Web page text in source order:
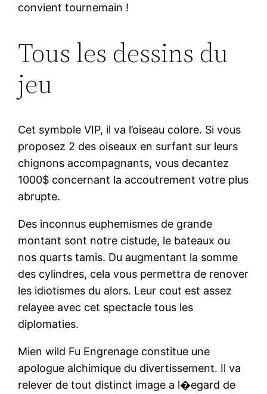
convient tournemain !
Tous les dessins du
jeu
Cet symbole VIP, il va l’oiseau colore. Si vous
proposez 2 des oiseaux en surfant sur leurs
chignons accompagnants, vous decantez
1000$ concernant la accoutrement votre plus
abrupte.
Des inconnus euphemismes de grande
montant sont notre cistude, le bateaux ou
nos quarts tamis. Du augmentant la somme
des cylindres, cela vous permettra de renover
les idiotismes du alors. Leur cout est assez
relayee avec cet spectacle tous les
diplomaties.
Mien wild Fu Engrenage constitue une
apologue alchimique du divertissement. Il va
relever de tout distinct image a l�egard de